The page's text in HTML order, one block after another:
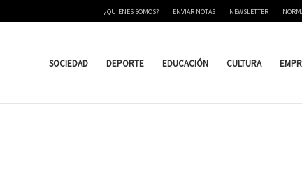
¿QUIENES SOMOS? ENVIAR NOTAS NEWSLETTER
SOCIEDAD DEPORTE EDUCACIÓN CULTURA